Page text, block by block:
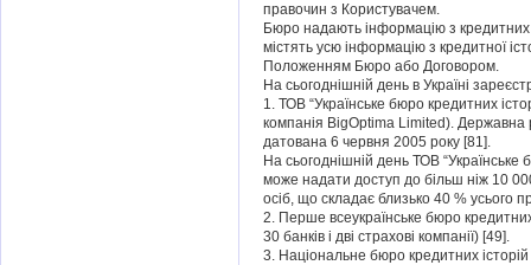
правочин з Користувачем.
Бюро надають інформацію з кредитних
містять усю інформацію з кредитної
Положенням Бюро або Договором.
На сьогоднішній день в Україні
1. ТОВ “Українське бюро кредитних
компанія BigOptima Limited). Державна
датована 6 червня 2005 року [81].
На сьогоднішній день ТОВ
може надати доступ до більш ніж 10
осіб, що складає близько 40 % усього
2. Перше всеукраїнське бюро кредитних
30 банків і дві страхові компанії) [49].
3. Національне бюро кредитних